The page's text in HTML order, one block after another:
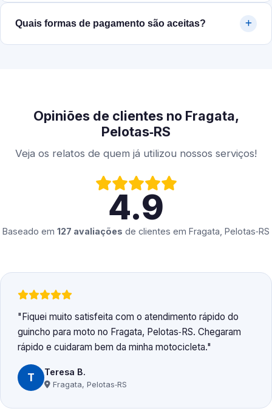
Quais formas de pagamento são aceitas?
Opiniões de clientes no Fragata,
Pelotas‑RS
Veja os relatos de quem já utilizou nossos serviços!
4.9
Baseado em 127 avaliações de clientes em Fragata, Pelotas‑RS
Fiquei muito satisfeita com o atendimento rápido do
guincho para moto no Fragata, Pelotas‑RS. Chegaram
rápido e cuidaram bem da minha motocicleta.
T Teresa B.
Fragata, Pelotas‑RS